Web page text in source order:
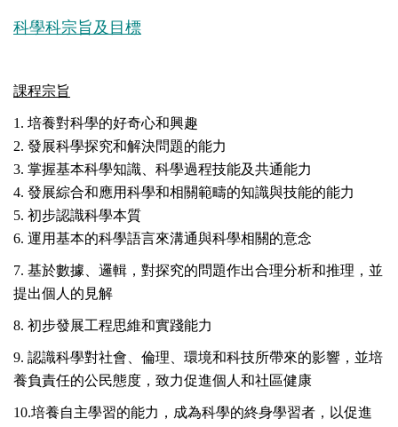
科學科宗旨及目標
課程宗旨
1. 培養對科學的好奇心和興趣
2. 發展科學探究和解決問題的能力
3. 掌握基本科學知識、科學過程技能及共通能力
4.⁠ 發展綜合和應用科學和相關範疇的知識與技能的能力
5. ⁠初步認識科學本質
6. 運用基本的科學語言來溝通與科學相關的意念
7. 基於數據、邏輯，對探究的問題作出合理分析和推理，並
提出個人的見解
8. 初步發展工程思維和實踐能力
9. 認識科學對社會、倫理、環境和科技所帶來的影響，並培
養負責任的公民態度，致力促進個人和社區健康
10.培養自主學習的能力，成為科學的終身學習者，以促進